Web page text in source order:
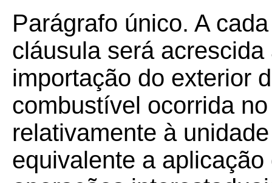
Parágrafo único. A
cláusula será
importação do exterior
combustível ocorrida
relativamente à
equivalente a